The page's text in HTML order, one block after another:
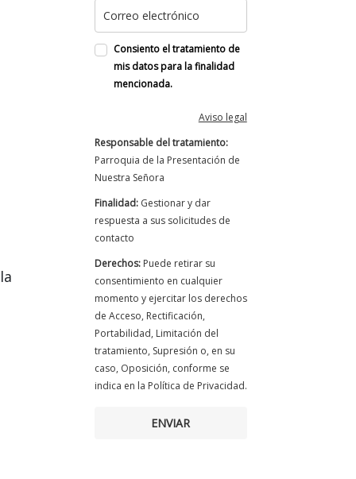
Consiento el tratamiento de
mis datos para la finalidad
mencionada.
Aviso legal
Responsable del tratamiento:
Parroquia de la Presentación de
Nuestra Señora
Finalidad:Gestionar y dar
respuesta a sus solicitudes de
contacto
Derechos:Puede retirar su
consentimiento en cualquier
momento y ejercitar los derechos
de Acceso, Rectificación,
Portabilidad, Limitación del
tratamiento, Supresión o, en su
caso, Oposición, conforme se
indica en la Política de Privacidad.
ENVIAR